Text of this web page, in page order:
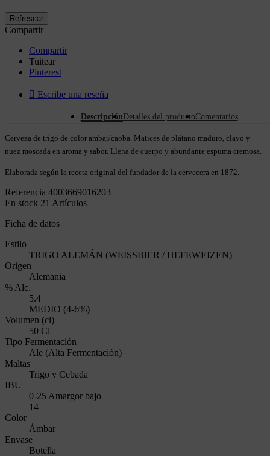
Compartir
Compartir
Tuitear
Pinterest
 Escribe una reseña
DescripciónDetalles del productoComentarios
Cerveza de trigo de color ambar/caoba. Matices de plátano maduro, clavo y
nuez moscada en aroma y sabor. Llena de cuerpo y abundante espuma cremosa.
Elaborada según la receta original del fundador de la cervecera en 1872.
Referencia 4003669016203
En stock 21 Artículos
Ficha de datos
Estilo
TRIGO ALEMÁN (WEISSBIER / HEFEWEIZEN)
Origen
Alemania
% Alc.
5.4
MEDIO (4-6%)
Volumen (cl)
50 Cl
Tipo Fermentación
Ale (Alta Fermentación)
Maltas
Trigo y Cebada
IBU
0-25 Amargor bajo
14
Color
Ámbar
Envase
Botella